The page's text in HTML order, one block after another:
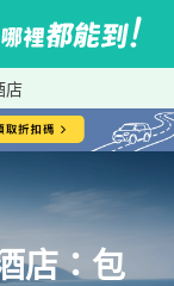
店
店：包